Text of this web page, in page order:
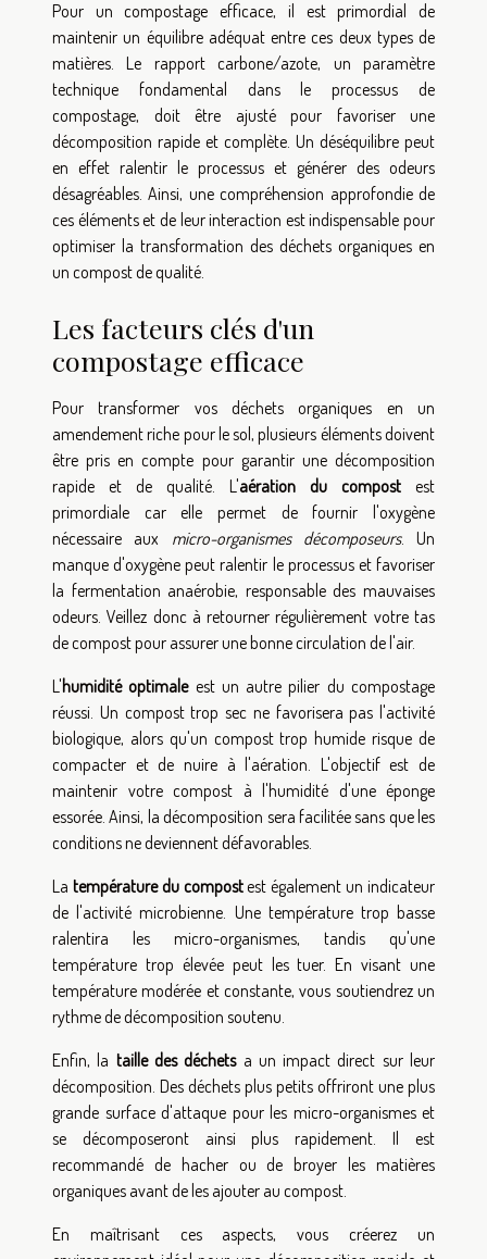
Pour un compostage efficace, il est primordial de
maintenir un équilibre adéquat entre ces deux types de
matières. Le rapport carbone/azote, un paramètre
technique fondamental dans le processus de
compostage, doit être ajusté pour favoriser une
décomposition rapide et complète. Un déséquilibre peut
en effet ralentir le processus et générer des odeurs
désagréables. Ainsi, une compréhension approfondie de
ces éléments et de leur interaction est indispensable pour
optimiser la transformation des déchets organiques en
un compost de qualité.
Les facteurs clés d'un
compostage efficace
Pour transformer vos déchets organiques en un
amendement riche pour le sol, plusieurs éléments doivent
être pris en compte pour garantir une décomposition
rapide et de qualité. L'aération du compost est
primordiale car elle permet de fournir l'oxygène
nécessaire aux micro-organismes décomposeurs. Un
manque d'oxygène peut ralentir le processus et favoriser
la fermentation anaérobie, responsable des mauvaises
odeurs. Veillez donc à retourner régulièrement votre tas
de compost pour assurer une bonne circulation de l'air.
L'humidité optimaleest un autre pilier du compostage
réussi. Un compost trop sec ne favorisera pas l'activité
biologique, alors qu'un compost trop humide risque de
compacter et de nuire à l'aération. L'objectif est de
maintenir votre compost à l'humidité d'une éponge
essorée. Ainsi, la décomposition sera facilitée sans que les
conditions ne deviennent défavorables.
La température du compostest également un indicateur
de l'activité microbienne. Une température trop basse
ralentira les micro-organismes, tandis qu'une
température trop élevée peut les tuer. En visant une
température modérée et constante, vous soutiendrez un
rythme de décomposition soutenu.
Enfin, la taille des déchetsa un impact direct sur leur
décomposition. Des déchets plus petits offriront une plus
grande surface d'attaque pour les micro-organismes et
se décomposeront ainsi plus rapidement. Il est
recommandé de hacher ou de broyer les matières
organiques avant de les ajouter au compost.
En maîtrisant ces aspects, vous créerez un